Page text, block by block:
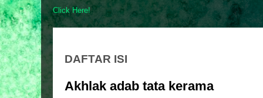
Click Here!
DAFTAR ISI
Akhlak adab tata kerama